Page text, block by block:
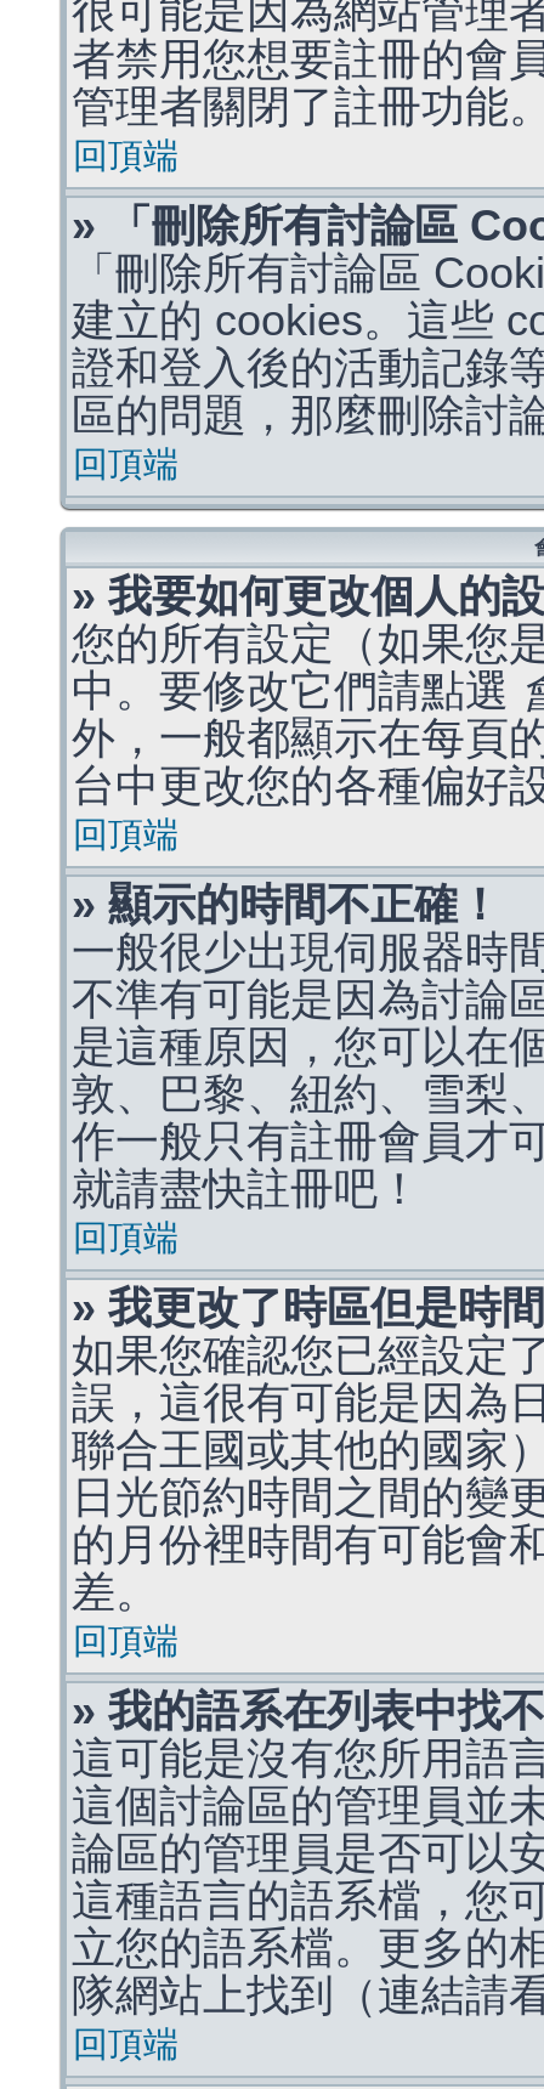
很可能是因為網站管理
者禁用您想要註冊的會
管理者關閉了註冊功能
回頂端
» 「刪除所有討論區
「刪除所有討論區
建立的 cookies。這些
證和登入後的活動記錄
區的問題，那麼刪除討
回頂端
» 我要如何更改個人的
您的所有設定（如果您
中。要修改它們請點選
外，一般都顯示在每頁
台中更改您的各種偏好
回頂端
» 顯示的時間不正確！
一般很少出現伺服器時
不準有可能是因為討論
是這種原因，您可以在
敦、巴黎、紐約、雪梨
作一般只有註冊會員才
就請盡快註冊吧！
回頂端
» 我更改了時區但是時
如果您確認您已經設定
誤，這很有可能是因為
聯合王國或其他的國家
日光節約時間之間的變
的月份裡時間有可能會
差。
回頂端
» 我的語系在列表中找
這可能是沒有您所用語
這個討論區的管理員並
論區的管理員是否可以
這種語言的語系檔，您
立您的語系檔。更多的
隊網站上找到（連結請
回頂端